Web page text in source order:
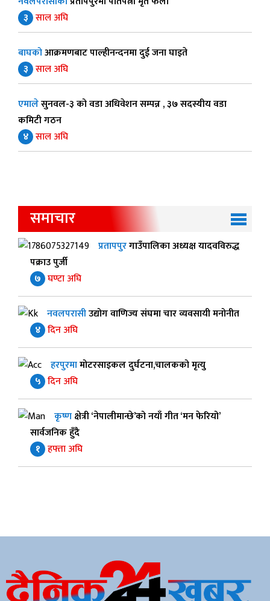
३ साल अघि
बाघकोआक्रमणबाट पाल्हीनन्दनमा दुई जना घाइते
३ साल अघि
एमालेसुनवल-३ को वडा अधिवेशन सम्पन्न , ३७ सदस्यीय वडा
कमिटी गठन
४ साल अघि
समाचार
प्रतापपुरगाउँपालिका अध्यक्ष यादवविरुद्ध
पक्राउ पुर्जी
७ घण्टा अघि
नवलपरासीउद्योग वाणिज्य संघमा चार व्यवसायी मनोनीत
४ दिन अघि
हरपुरमामोटरसाइकल दुर्घटना,चालकको मृत्यु
५ दिन अघि
कृष्णक्षेत्री ‘नेपालीमान्छे’को नयाँ गीत ‘मन फेरियो’
सार्वजनिक हुँदै
१ हफ्ता अघि